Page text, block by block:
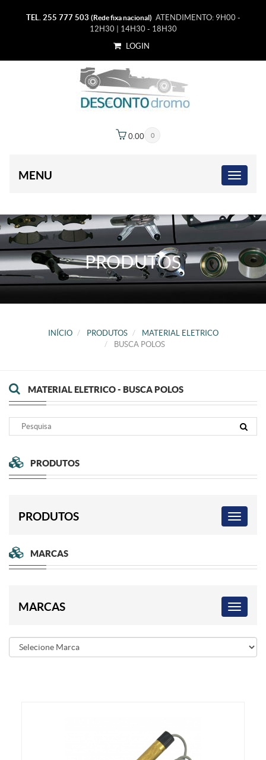
TEL. 255 777 503 (Rede fixa nacional) ATENDIMENTO: 9H00 -
12H30 | 14H30 - 18H30
LOGIN
0
0.00
MENU
PRODUTOS
INÍCIO PRODUTOS
MATERIAL ELETRICO
BUSCA POLOS
MATERIAL ELETRICO - BUSCA POLOS
PRODUTOS
PRODUTOS
MARCAS
MARCAS